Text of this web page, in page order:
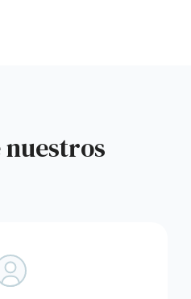
nuestros